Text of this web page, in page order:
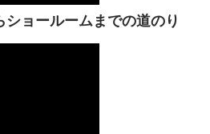
ショールームまでの道のり